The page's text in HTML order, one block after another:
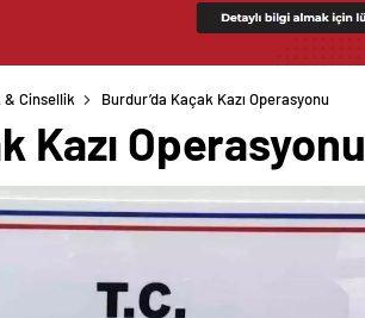
& Cinsellik Burdur’da Kaçak Kazı Operasyonu
Kazı Operasyonu